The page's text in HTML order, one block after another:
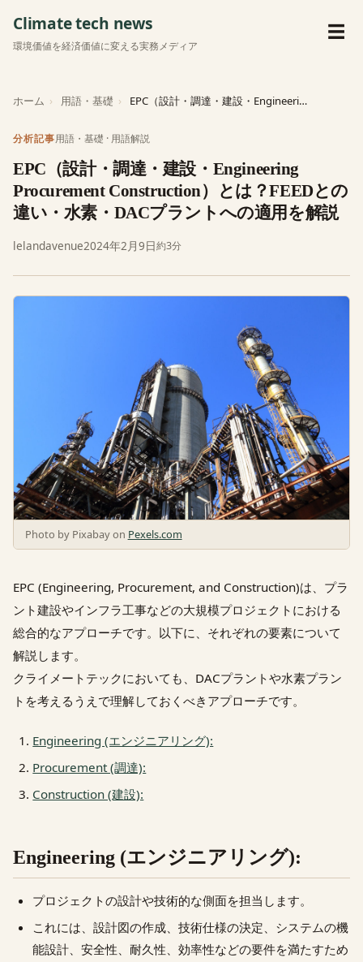
Climate tech news
環境価値を経済価値に変える実務メディア
メ
☰
ホーム 用語・基礎 EPC（設計・調達・建設・Engineering Procurement Construction…
分析記事用語・基礎 · 用語解説
EPC（設計・調達・建設・Engineering
Procurement Construction）とは？FEEDとの
違い・水素・DACプラントへの適用を解説
lelandavenue2024年2月9日約3分
Photo by Pixabay on Pexels.com
EPC (Engineering, Procurement, and Construction)は、プラ
ント建設やインフラ工事などの大規模プロジェクトにおける
総合的なアプローチです。以下に、それぞれの要素について
解説します。
クライメートテックにおいても、DACプラントや水素プラン
トを考えるうえで理解しておくべきアプローチです。
Engineering (エンジニアリング):
Procurement (調達):
Construction (建設):
Engineering (エンジニアリング):
プロジェクトの設計や技術的な側面を担当します。
これには、設計図の作成、技術仕様の決定、システムの機
能設計、安全性、耐久性、効率性などの要件を満たすため